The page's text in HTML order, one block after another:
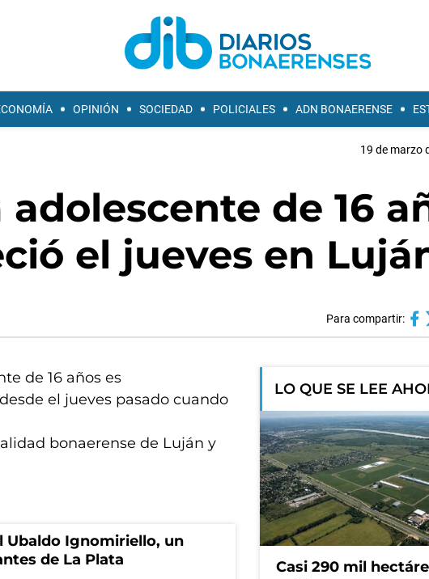
OPINIÓN SOCIEDAD POLICIALES ADN BONAERENSE
19 de marzo
de 16
el jueves en
Para compartir:
de 16 años es
el jueves pasado cuando
bonaerense de Luján y
Ubaldo Ignomiriello, un
de La Plata
LO QUE SE LEE
Casi 290 mil